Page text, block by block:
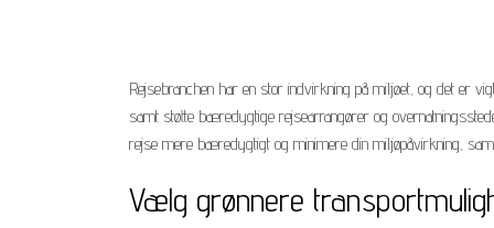
Rejsebranchen har en stor indvirkning på miljøet, og det er
samt støtte bæredygtige rejsearrangører og
rejse mere bæredygtigt og minimere din miljøpåvirkning,
Vælg grønnere